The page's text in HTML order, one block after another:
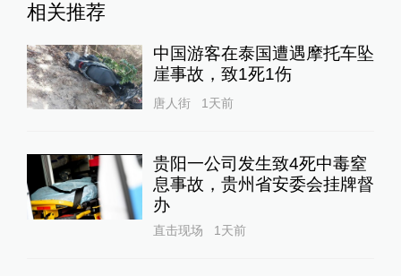
相关推荐
中国游客在泰国遭遇摩托车坠
崖事故，致1死1伤
唐人街 1天前
贵阳一公司发生致4死中毒窒
息事故，贵州省安委会挂牌督
办
直击现场 1天前